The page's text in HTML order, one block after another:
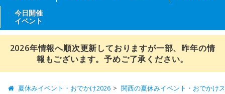
今日開催
イベント
2026年情報へ順次更新しておりますが一部、昨年の情
報もございます。予めご了承ください。
夏休みイベント・おでかけ2026 関西の夏休みイベント・おでかけ